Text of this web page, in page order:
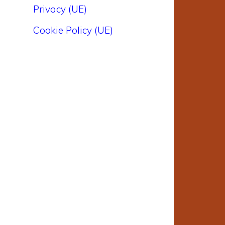
Privacy (UE)
Cookie Policy (UE)